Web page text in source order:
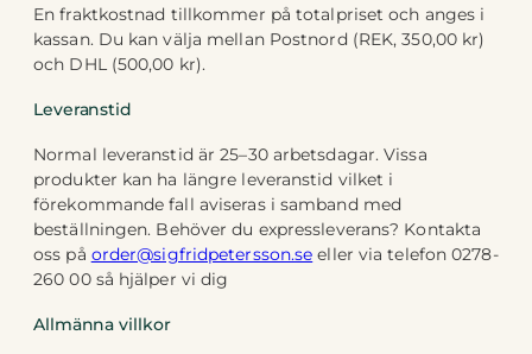
En fraktkostnad tillkommer på totalpriset och anges i
kassan. Du kan välja mellan Postnord (REK, 350,00 kr)
och DHL (500,00 kr).
Leveranstid
Normal leveranstid är 25–30 arbetsdagar. Vissa
produkter kan ha längre leveranstid vilket i
förekommande fall aviseras i samband med
beställningen. Behöver du expressleverans? Kontakta
oss på order@sigfridpetersson.se eller via telefon 0278-
260 00 så hjälper vi dig
Allmänna villkor